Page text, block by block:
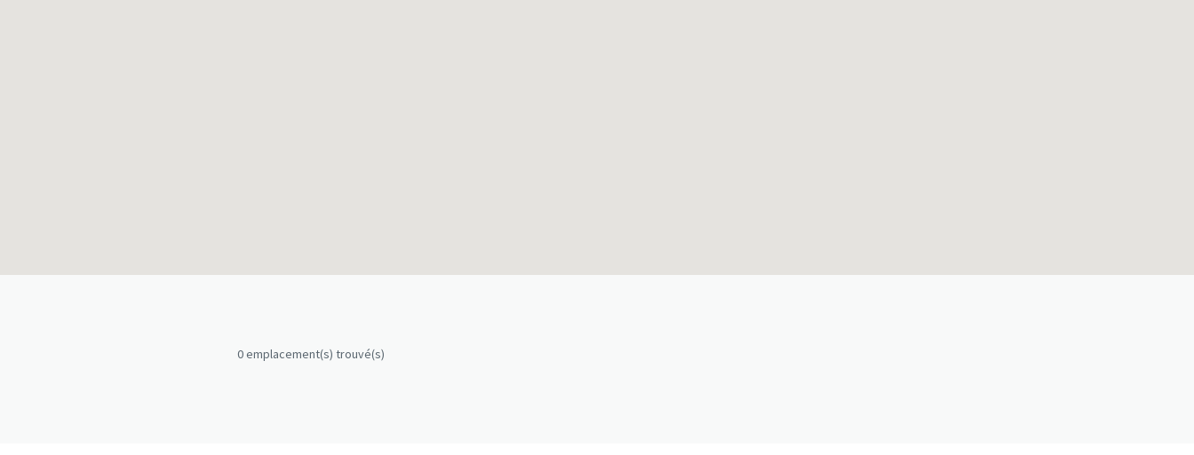
0emplacement(s) trouvé(s)